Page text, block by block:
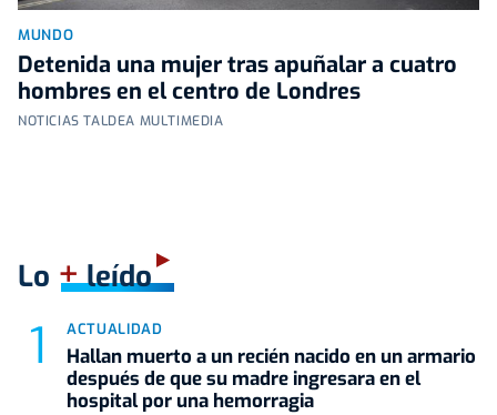
MUNDO
Detenida una mujer tras apuñalar a cuatro
hombres en el centro de Londres
NOTICIAS TALDEA MULTIMEDIA
Lo +leído
ACTUALIDAD
Hallan muerto a un recién nacido en un armario
después de que su madre ingresara en el
hospital por una hemorragia